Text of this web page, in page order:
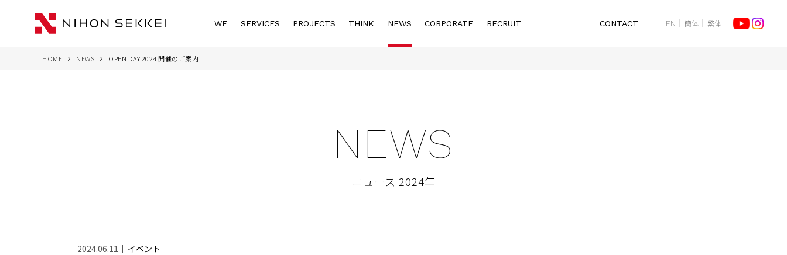
WE SERVICES PROJECTS THINK NEWS CORPORATE RECRUIT CONTACT EN 簡体 繁体
HOME NEWS OPEN DAY 2024 開催のご案内
NEWS
ニュース 2024年
2024.06.11 イベント